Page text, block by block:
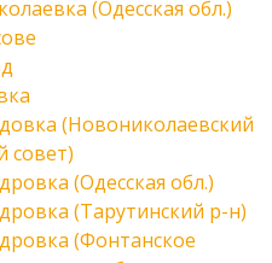
(Одесская обл.)
(Новониколаевский
совет)
(Одесская обл.)
(Тарутинский р-н)
(Фонтанское